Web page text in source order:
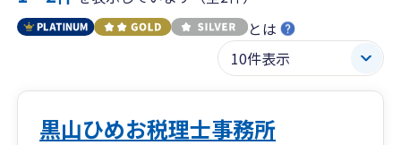
とは
黒山ひめお税理士事務所